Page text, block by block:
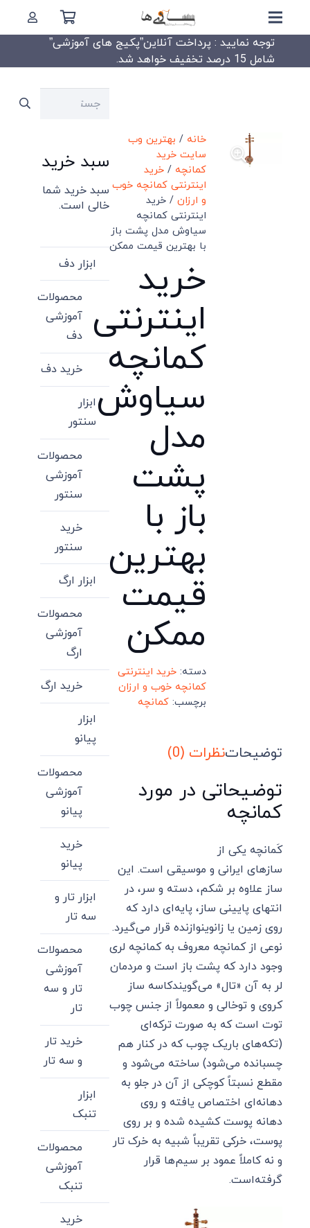
توجه نمایید : پرداخت آنلاین”پکیج های آموزشی”
شامل 15 درصد تخفیف خواهد شد.
خانه / بهترین وب
سایت خرید
کمانچه /خرید
اینترنتی کمانچه خوب
و ارزان / خرید
اینترنتی کمانچه
سیاوش مدل پشت باز
با بهترین قیمت ممکن
خرید
اینترنتی
کمانچه
سیاوش
مدل
پشت
باز با
بهترین
قیمت
ممکن
دسته:خرید اینترنتی
کمانچه خوب و ارزان
برچسب:کمانچه
توضیحاتنظرات (0)
توضیحاتی در مورد
کمانچه
کَمانچه یکی از
سازهای ایرانی و موسیقی است. این
ساز علاوه بر شکم، دسته و سر، در
انتهای پایینی ساز، پایه‌ای دارد که
روی زمین یا زانوینوازنده قرار می‌گیرد.
نوعی از کمانچه معروف به کمانچه لری
وجود دارد که پشت باز است و مردمان
لر به آن «تال» می‌گویندکاسه ساز
کروی و توخالی و معمولاً از جنس چوب
توت است که به صورت ترکه‌ای
(تکه‌های باریک چوب که در کنار هم
چسبانده می‌شود) ساخته می‌شود و
مقطع نسبتاً کوچکی از آن در جلو به
دهانه‌ای اختصاص یافته و روی
دهانه پوست کشیده شده و بر روی
پوست، خرکی تقریباً شبیه به خرک تار
و نه کاملاً عمود بر سیم‌ها قرار
گرفته‌است.
جستجو
سبد خرید
سبد خرید شما
خالی است.
ابزار دف
محصولات
آموزشی
دف
خرید دف
ابزار
سنتور
محصولات
آموزشی
سنتور
خرید
سنتور
ابزار ارگ
محصولات
آموزشی
ارگ
خرید ارگ
ابزار
پیانو
محصولات
آموزشی
پیانو
خرید
پیانو
ابزار تار و
سه تار
محصولات
آموزشی
تار و سه
تار
خرید تار
و سه تار
ابزار
تنبک
محصولات
آموزشی
تنبک
خرید